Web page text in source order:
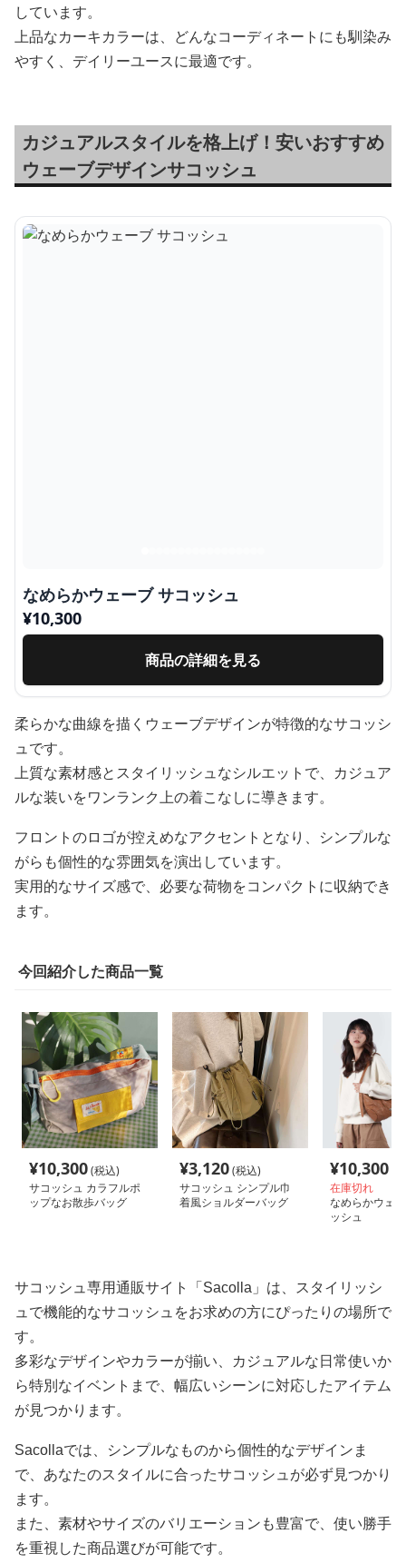
しています。
上品なカーキカラーは、どんなコーディネートにも馴染み
やすく、デイリーユースに最適です。
カジュアルスタイルを格上げ！安いおすすめ
ウェーブデザインサコッシュ
なめらかウェーブ サコッシュ
¥10,300
商品の詳細を見る
柔らかな曲線を描くウェーブデザインが特徴的なサコッシ
ュです。
上質な素材感とスタイリッシュなシルエットで、カジュア
ルな装いをワンランク上の着こなしに導きます。
フロントのロゴが控えめなアクセントとなり、シンプルな
がらも個性的な雰囲気を演出しています。
実用的なサイズ感で、必要な荷物をコンパクトに収納でき
ます。
今回紹介した商品一覧
¥10,300(税込)
サコッシュ カラフルポ
ップなお散歩バッグ
¥3,120(税込)
サコッシュ シンプル巾
着風ショルダーバッグ
¥10,300
在庫切れ
なめらかウェ
ッシュ
サコッシュ専用通販サイト「Sacolla」は、スタイリッシ
ュで機能的なサコッシュをお求めの方にぴったりの場所で
す。
多彩なデザインやカラーが揃い、カジュアルな日常使いか
ら特別なイベントまで、幅広いシーンに対応したアイテム
が見つかります。
Sacollaでは、シンプルなものから個性的なデザインま
で、あなたのスタイルに合ったサコッシュが必ず見つかり
ます。
また、素材やサイズのバリエーションも豊富で、使い勝手
を重視した商品選びが可能です。